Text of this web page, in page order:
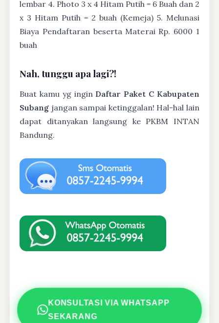
lembar 4. Photo 3 x 4 Hitam Putih = 6 Buah dan 2
x 3 Hitam Putih = 2 buah (Kemeja) 5. Melunasi
Biaya Pendaftaran beserta Materai Rp. 6000 1
buah
Nah, tunggu apa lagi?!
Buat kamu yg ingin Daftar Paket C Kabupaten
Subang jangan sampai ketinggalan! Hal-hal lain
dapat ditanyakan langsung ke PKBM INTAN
Bandung.
KONSULTASI VIA WHATSAPP
SEKARANG